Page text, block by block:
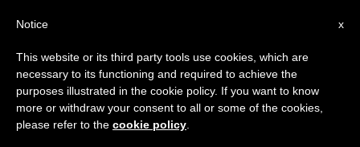
×
Aviso importante
Del 27 de julio al 7 de agosto haremos la pausa
anual, aprovechando que en el periodo de verano
se generan menos informaciones y también el
x
Notice
This website or its third party tools use cookies, which are
necessary to its functioning and required to achieve the
purposes illustrated in the cookie policy. If you want to know
more or withdraw your consent to all or some of the cookies,
please refer to the cookie policy